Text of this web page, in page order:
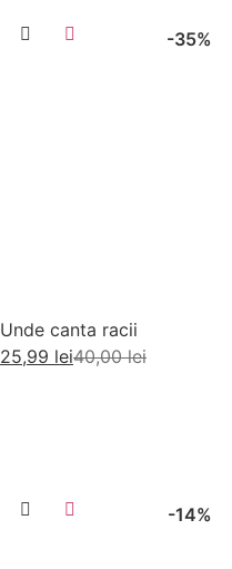
-35%
Unde canta racii
40,00lei
25,99 lei
-14%